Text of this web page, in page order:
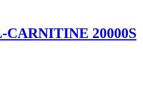
CARNITINE 20000S